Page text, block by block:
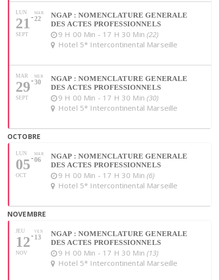
LUN
21
SEPT
MAR
22
NGAP : NOMENCLATURE GENERALE
DES ACTES PROFESSIONNELS
9 H 00 Min - 17 H 30 Min (22)
Hotel 5* Intercontinental Marseille
MAR
29
SEPT
MER
30
NGAP : NOMENCLATURE GENERALE
DES ACTES PROFESSIONNELS
9 H 00 Min - 17 H 30 Min (30)
Hotel 5* Intercontinental Marseille
OCTOBRE
LUN
05
OCT
MAR
06
NGAP : NOMENCLATURE GENERALE
DES ACTES PROFESSIONNELS
9 H 00 Min - 17 H 30 Min (6)
Hotel 5* Intercontinental Marseille
NOVEMBRE
JEU
12
NOV
VEN
13
NGAP : NOMENCLATURE GENERALE
DES ACTES PROFESSIONNELS
9 H 00 Min - 17 H 30 Min (13)
Hotel 5* Intercontinental Marseille